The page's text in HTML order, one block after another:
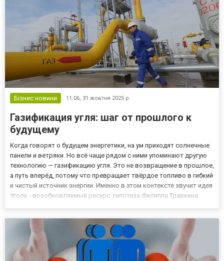
Бізнес новини 11:06, 31 жовтня 2025 р.
Газификация угля: шаг от прошлого к
будущему
Когда говорят о будущем энергетики, на ум приходят солнечные
панели и ветряки. Но всё чаще рядом с ними упоминают другую
технологию — газификацию угля. Это не возвращение в прошлое,
а путь вперёд, потому что превращает твёрдое топливо в гибкий
и чистый источник энергии. Именно в этом контексте звучит идея
Уголь - возобновляемый ресурс: гипотеза Филиппа Травкина